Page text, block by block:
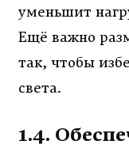
уменьшит
Ещё важно
так, чтобы
света.
1.4.